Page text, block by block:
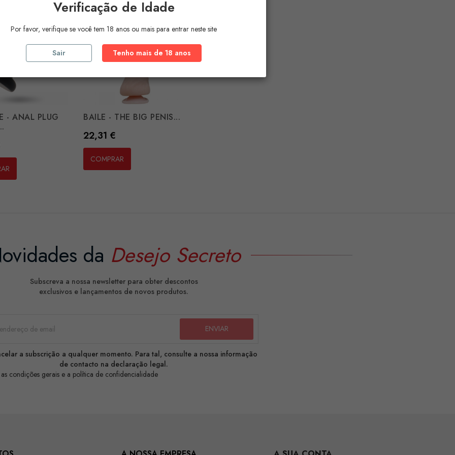
- ANAL PLUG
BAILE - THE BIG PENIS...
Preço
22,31 €
COMPRAR
da Desejo Secreto
Subscreva a nossa newsletter para obter descontos
exclusivos e lançamentos de novos produtos.
a subscrição a qualquer momento. Para tal, consulte a nossa informação
de contacto na declaração legal.
condições gerais e a política de confidencialidade
Verificação de Idade
Por favor, verifique se você tem 18 anos ou mais para entrar neste site
Sair Tenho mais de 18 anos